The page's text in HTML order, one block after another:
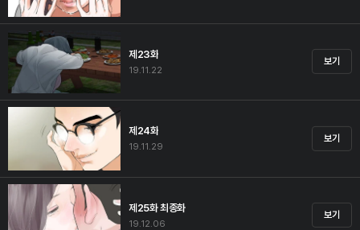
제23화
19.11.22
보기
제24화
19.11.29
보기
제25화 최종화
19.12.06
보기